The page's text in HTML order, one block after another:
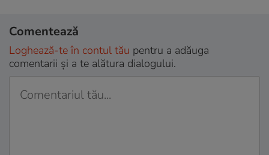
Comentează
Loghează-te în contul tău pentru a adăuga
comentarii și a te alătura dialogului.